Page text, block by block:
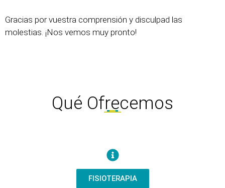
Gracias por vuestra comprensión y disculpad las
molestias. ¡Nos vemos muy pronto!
Qué Ofrecemos
FISIOTERAPIA